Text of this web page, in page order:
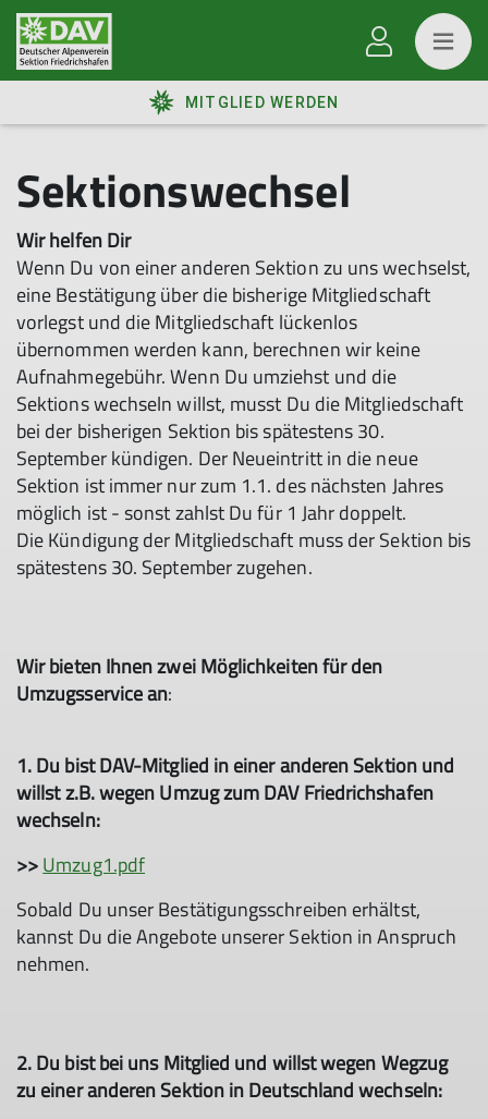
MITGLIED WERDEN
Sektionswechsel
Wir helfen Dir
Wenn Du von einer anderen Sektion zu uns wechselst,
eine Bestätigung über die bisherige Mitgliedschaft
vorlegst und die Mitgliedschaft lückenlos
übernommen werden kann, berechnen wir keine
Aufnahmegebühr. Wenn Du umziehst und die
Sektions wechseln willst, musst Du die Mitgliedschaft
bei der bisherigen Sektion bis spätestens 30.
September kündigen. Der Neueintritt in die neue
Sektion ist immer nur zum 1.1. des nächsten Jahres
möglich ist - sonst zahlst Du für 1 Jahr doppelt.
Die Kündigung der Mitgliedschaft muss der Sektion bis
spätestens 30. September zugehen.
Wir bieten Ihnen zwei Möglichkeiten für den
Umzugsservice an:
1. Du bist DAV-Mitglied in einer anderen Sektion und
willst z.B. wegen Umzug zum DAV Friedrichshafen
wechseln:
>>Umzug1.pdf
Sobald Du unser Bestätigungsschreiben erhältst,
kannst Du die Angebote unserer Sektion in Anspruch
nehmen.
2. Du bist bei uns Mitglied und willst wegen Wegzug
zu einer anderen Sektion in Deutschland wechseln: